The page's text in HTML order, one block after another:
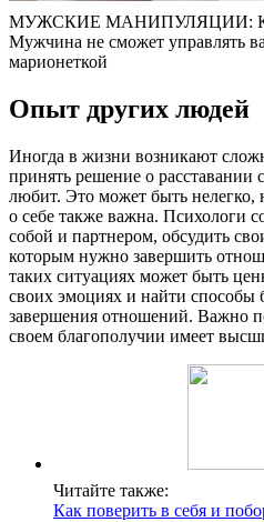
МУЖСКИЕ МАНИПУЛЯЦИИ: Как
Мужчина не сможет управлять
марионеткой
Опыт других людей
Иногда в жизни возникают
принять решение о расставании
любит. Это может быть нелегко,
о себе также важна. Психологи
собой и партнером, обсудить
которым нужно завершить
таких ситуациях может быть
своих эмоциях и найти способы
завершения отношений. Важно
своем благополучии имеет
Читайте также:
Как поверить в себя и